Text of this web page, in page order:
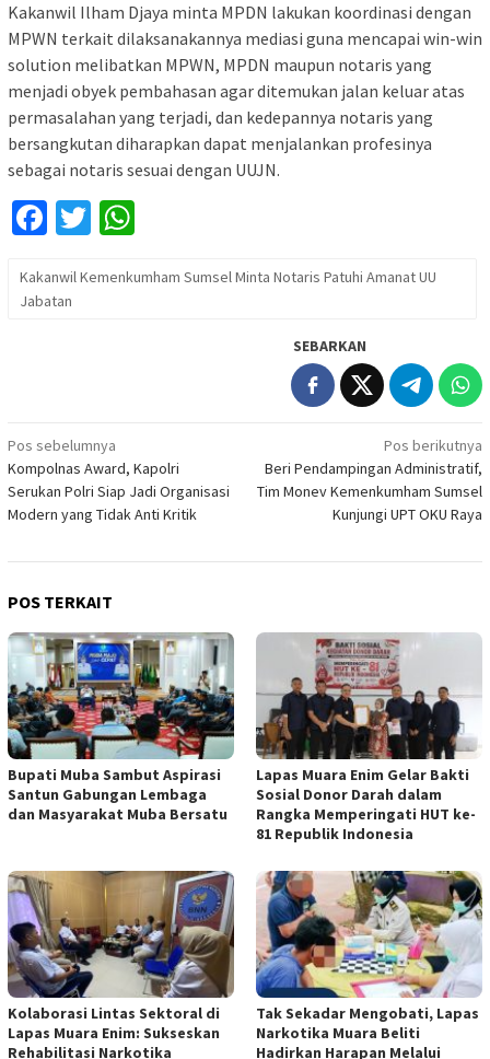
Kakanwil Ilham Djaya minta MPDN lakukan koordinasi dengan
MPWN terkait dilaksanakannya mediasi guna mencapai win-win
solution melibatkan MPWN, MPDN maupun notaris yang
menjadi obyek pembahasan agar ditemukan jalan keluar atas
permasalahan yang terjadi, dan kedepannya notaris yang
bersangkutan diharapkan dapat menjalankan profesinya
sebagai notaris sesuai dengan UUJN.
Facebook
Twitter
Kakanwil Kemenkumham Sumsel Minta Notaris Patuhi Amanat UU
Jabatan
SEBARKAN
Navigasi
pos
Pos sebelumnya
Kompolnas Award, Kapolri
Serukan Polri Siap Jadi Organisasi
Modern yang Tidak Anti Kritik
Pos berikutnya
Beri Pendampingan Administratif,
Tim Monev Kemenkumham Sumsel
Kunjungi UPT OKU Raya
POS TERKAIT
Bupati Muba Sambut Aspirasi
Santun Gabungan Lembaga
dan Masyarakat Muba Bersatu
Lapas Muara Enim Gelar Bakti
Sosial Donor Darah dalam
Rangka Memperingati HUT ke-
81 Republik Indonesia
Kolaborasi Lintas Sektoral di
Lapas Muara Enim: Sukseskan
Rehabilitasi Narkotika
Tak Sekadar Mengobati, Lapas
Narkotika Muara Beliti
Hadirkan Harapan Melalui